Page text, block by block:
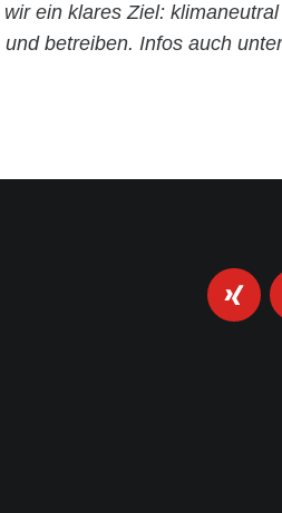
ein klares Ziel:
betreiben. Infos auch unter